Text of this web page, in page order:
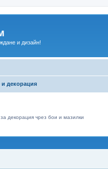
и дизайн!
декорация
декорация чрез бои и мазилки